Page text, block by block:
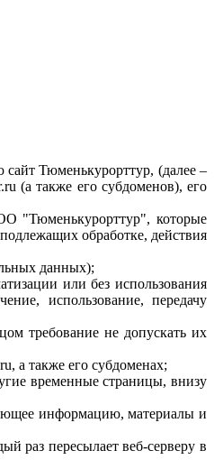
Тюменькурорттур, (далее –
(а также его субдоменов), его
"Тюменькурорттур", которые
обработке, действия
данных);
или без использования
использование, передачу
требование не допускать их
а также его субдоменах;
временные страницы, внизу
информацию, материалы и
раз пересылает веб-серверу в